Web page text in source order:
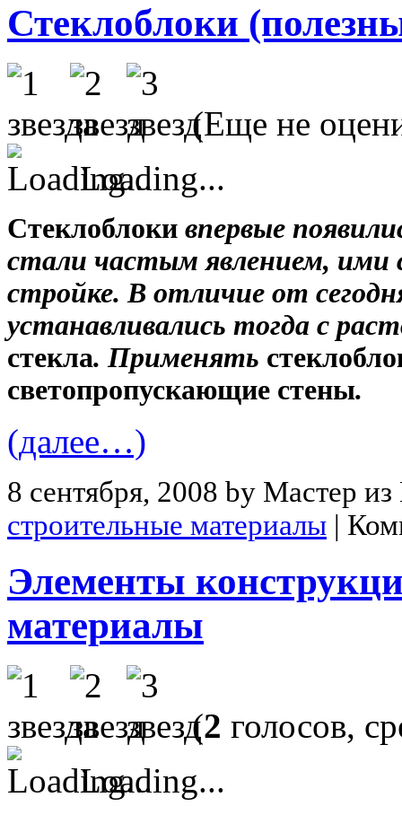
Стеклоблоки
(Еще не
Loading...
Стеклоблоки впервые
стали частым явлением, ими
стройке. В отличие от
устанавливались тогда с
стекла. Применять
светопропускающие стены.
(далее…)
8 сентября, 2008 by Мастер
строительные материалы |
Элементы
материалы
(2 голосов,
Loading...